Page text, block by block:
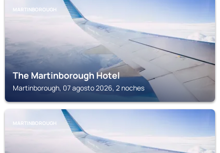
MARTINBOROUGH
The Martinborough Hotel
Martinborough, 07 agosto 2026, 2 noches
MARTINBOROUGH